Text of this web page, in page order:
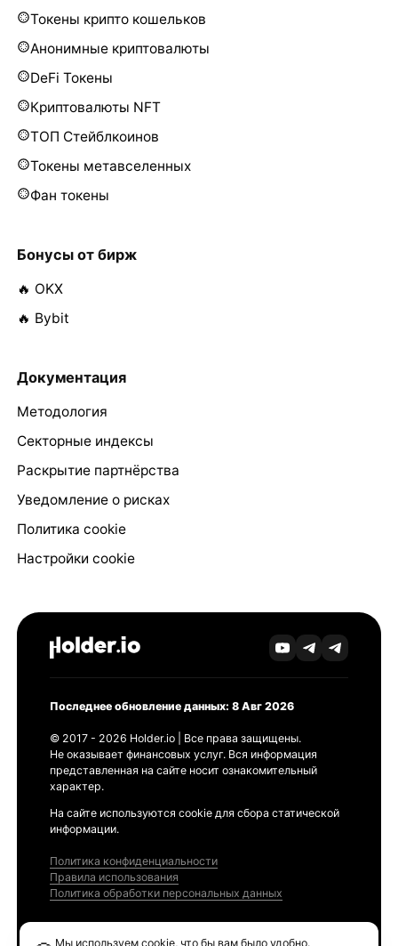
Токены крипто кошельков
Анонимные криптовалюты
DeFi Токены
Криптовалюты NFT
ТОП Стейблкоинов
Токены метавселенных
Фан токены
Бонусы от бирж
🔥 OKX
🔥 Bybit
Документация
Методология
Секторные индексы
Раскрытие партнёрства
Уведомление о рисках
Политика cookie
Настройки cookie
Последнее обновление данных: 8 Авг 2026
© 2017 - 2026 Holder.io | Все права защищены.
Не оказывает финансовых услуг. Вся информация
представленная на сайте носит ознакомительный
характер.
На сайте используются cookie для сбора статической
информации.
Политика конфиденциальности
Правила использования
Политика обработки персональных данных
Мы используем cookie, что бы вам было удобно.